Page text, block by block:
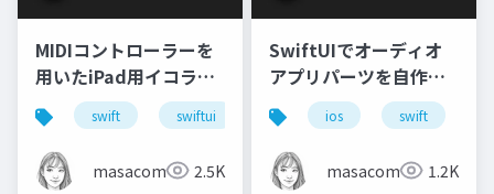
MIDIコントローラーを
用いたiPad用イコライ
ザーアプリの拡張方法
swift swiftui coremidi avfoundation
masacom 2.5K
SwiftUIでオーディオ
アプリパーツを自作し
てみよう
ios swift
masacom 1.2K